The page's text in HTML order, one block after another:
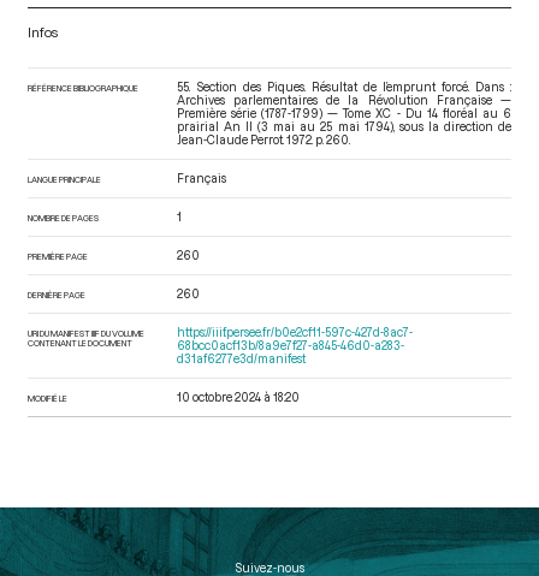
Infos
RÉFÉRENCE BIBLIOGRAPHIQUE
55. Section des Piques. Résultat de l’emprunt forcé. Dans :
Archives parlementaires de la Révolution Française —
Première série (1787-1799) — Tome XC - Du 14 floréal au 6
prairial An II (3 mai au 25 mai 1794), sous la direction de
Jean-Claude Perrot. 1972. p. 260.
LANGUE PRINCIPALE Français
NOMBRE DE PAGES 1
PREMIÈRE PAGE 260
DERNIÈRE PAGE 260
URI DU MANIFEST IIIF DU VOLUME
CONTENANT LE DOCUMENT
https://iiif.persee.fr/b0e2cf11-597c-427d-8ac7-
68bcc0acf13b/8a9e7f27-a845-46d0-a283-
d31af6277e3d/manifest
MODIFIÉ LE 10 octobre 2024 à 18:20
Suivez-nous